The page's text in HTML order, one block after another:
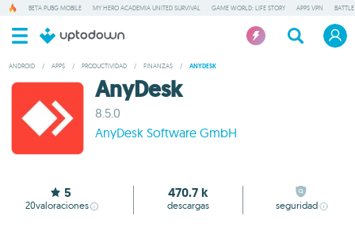
BETA PUBG MOBILE MY HERO ACADEMIA UNITED SURVIVAL GAME WORLD: LIFE STORY APPS VPN
ANDROID / APPS / PRODUCTIVIDAD / FINANZAS / ANYDESK
AnyDesk
8.5.0
AnyDesk Software GmbH
5
20valoraciones
470.7 k
descargas seguridad